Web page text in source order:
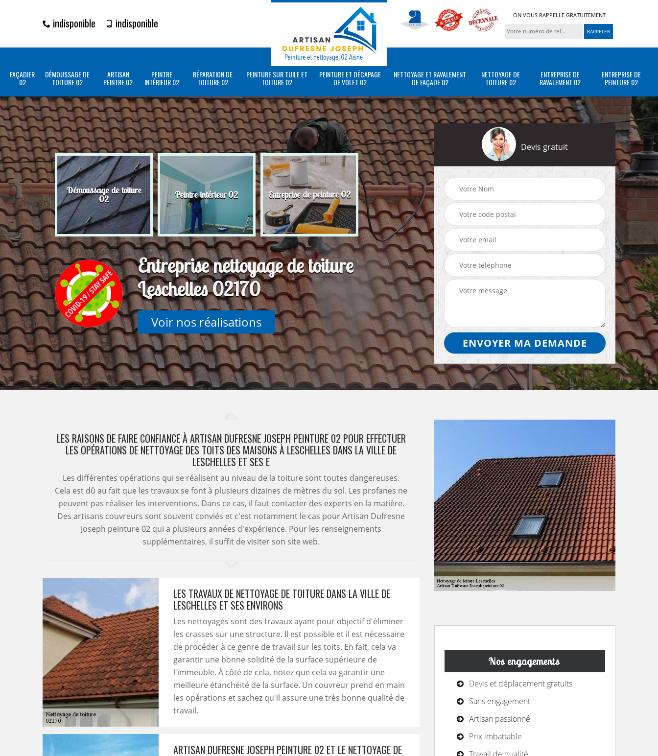
indisponible indisponible
ON VOUS RAPPELLE GRATUITEMENT
FAÇADIER
02
DÉMOUSSAGE DE
TOITURE 02
ARTISAN
PEINTRE 02
PEINTRE
INTÉRIEUR 02
RÉPARATION DE
TOITURE 02
PEINTURE SUR TUILE ET
TOITURE 02
PEINTURE ET DÉCAPAGE
DE VOLET 02
NETTOYAGE ET RAVALEMENT
DE FAÇADE 02
NETTOYAGE DE
TOITURE 02
ENTREPRISE DE
RAVALEMENT 02
ENTREPRISE DE
PEINTURE 02
Démoussage de toiture
02 Peintre intérieur 02 Entreprise de peinture 02
Entreprise nettoyage de toiture
Leschelles 02170
Voir nos réalisations
Devis gratuit
LES RAISONS DE FAIRE CONFIANCE À ARTISAN DUFRESNE JOSEPH PEINTURE 02 POUR EFFECTUER
LES OPÉRATIONS DE NETTOYAGE DES TOITS DES MAISONS À LESCHELLES DANS LA VILLE DE
LESCHELLES ET SES E
Les différentes opérations qui se réalisent au niveau de la toiture sont toutes dangereuses.
Cela est dû au fait que les travaux se font à plusieurs dizaines de mètres du sol. Les profanes ne
peuvent pas réaliser les interventions. Dans ce cas, il faut contacter des experts en la matière.
Des artisans couvreurs sont souvent conviés et c'est notamment le cas pour Artisan Dufresne
Joseph peinture 02 qui a plusieurs années d'expérience. Pour les renseignements
supplémentaires, il suffit de visiter son site web.
LES TRAVAUX DE NETTOYAGE DE TOITURE DANS LA VILLE DE
LESCHELLES ET SES ENVIRONS
Les nettoyages sont des travaux ayant pour objectif d'éliminer
les crasses sur une structure. Il est possible et il est nécessaire
de procéder à ce genre de travail sur les toits. En fait, cela va
garantir une bonne solidité de la surface supérieure de
l'immeuble. À côté de cela, notez que cela va garantir une
meilleure étanchéité de la surface. Un couvreur prend en main
les opérations et sachez qu'il assure une très bonne qualité de
travail.
ARTISAN DUFRESNE JOSEPH PEINTURE 02 ET LE NETTOYAGE DE
Nos engagements
Devis et déplacement gratuits
Sans engagement
Artisan passionné
Prix imbattable